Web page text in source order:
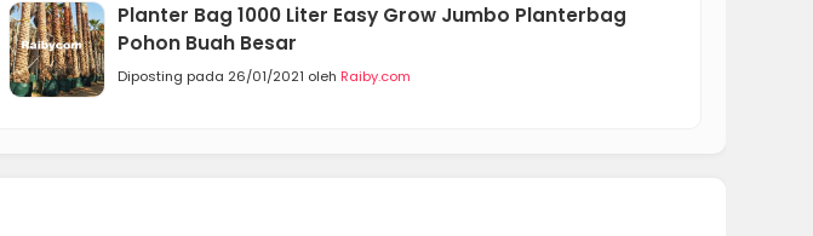
Planter Bag 1000 Liter Easy Grow Jumbo Planterbag
Pohon Buah Besar
Diposting pada 26/01/2021 oleh Raiby.com